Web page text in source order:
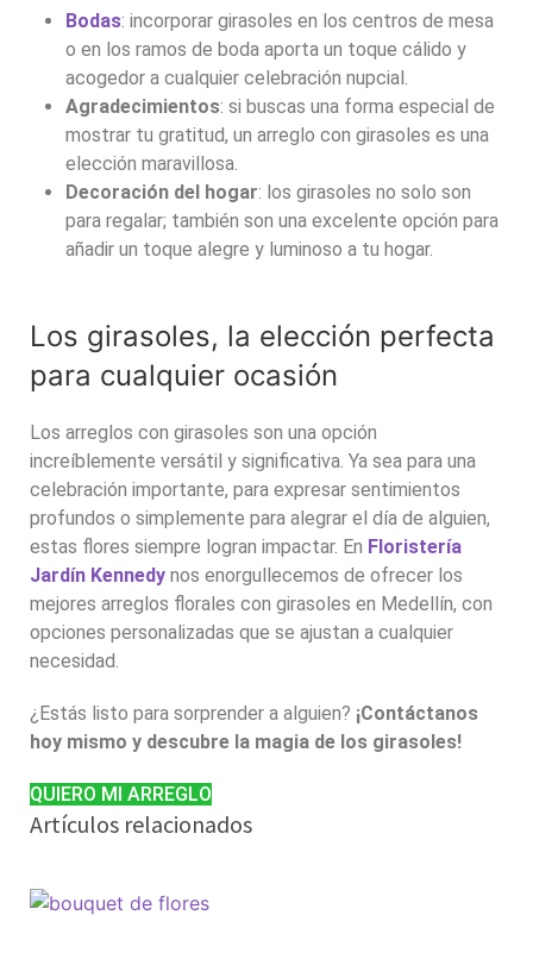
Bodas: incorporar girasoles en los centros de mesa
o en los ramos de boda aporta un toque cálido y
acogedor a cualquier celebración nupcial.
Agradecimientos: si buscas una forma especial de
mostrar tu gratitud, un arreglo con girasoles es una
elección maravillosa.
Decoración del hogar: los girasoles no solo son
para regalar; también son una excelente opción para
añadir un toque alegre y luminoso a tu hogar.
Los girasoles, la elección perfecta
para cualquier ocasión
Los arreglos con girasoles son una opción
increíblemente versátil y significativa. Ya sea para una
celebración importante, para expresar sentimientos
profundos o simplemente para alegrar el día de alguien,
estas flores siempre logran impactar. En Floristería
Jardín Kennedy nos enorgullecemos de ofrecer los
mejores arreglos florales con girasoles en Medellín, con
opciones personalizadas que se ajustan a cualquier
necesidad.
¿Estás listo para sorprender a alguien? ¡Contáctanos
hoy mismo y descubre la magia de los girasoles!
QUIERO MI ARREGLO
Artículos relacionados